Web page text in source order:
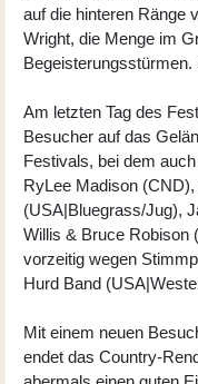
auf die hinteren Ränge
Wright, die Menge im
Begeisterungsstürmen.
Am letzten Tag des
Besucher auf das
Festivals, bei dem
RyLee Madison
(USA|Bluegrass/Jug),
Willis & Bruce Robison
vorzeitig wegen
Hurd Band
Mit einem neuen
endet das Country-